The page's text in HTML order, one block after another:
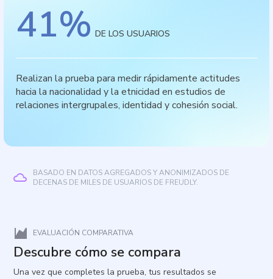
41% DE LOS USUARIOS
Realizan la prueba para medir rápidamente actitudes
hacia la nacionalidad y la etnicidad en estudios de
relaciones intergrupales, identidad y cohesión social.
BASADO EN DATOS AGREGADOS Y ANONIMIZADOS DE
DECENAS DE MILES DE USUARIOS DE FREUDLY.
EVALUACIÓN COMPARATIVA
Descubre cómo se compara
Una vez que completes la prueba, tus resultados se